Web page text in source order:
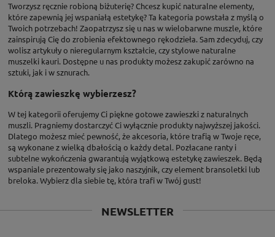
Tworzysz ręcznie robioną biżuterię? Chcesz kupić naturalne elementy,
które zapewnią jej wspaniałą estetykę? Ta kategoria powstała z myślą o
Twoich potrzebach! Zaopatrzysz się u nas w wielobarwne muszle, które
zainspirują Cię do zrobienia efektownego rękodzieła. Sam zdecyduj, czy
wolisz artykuły o nieregularnym kształcie, czy stylowe naturalne
muszelki kauri. Dostępne u nas produkty możesz zakupić zarówno na
sztuki, jak i w sznurach.
Którą zawieszkę wybierzesz?
W tej kategorii oferujemy Ci piękne gotowe zawieszki z naturalnych
muszli. Pragniemy dostarczyć Ci wyłącznie produkty najwyższej jakości.
Dlatego możesz mieć pewność, że akcesoria, które trafią w Twoje ręce,
są wykonane z wielką dbałością o każdy detal. Pozłacane ranty i
subtelne wykończenia gwarantują wyjątkową estetykę zawieszek. Będą
wspaniale prezentowały się jako naszyjnik, czy element bransoletki lub
breloka. Wybierz dla siebie tę, która trafi w Twój gust!
NEWSLETTER